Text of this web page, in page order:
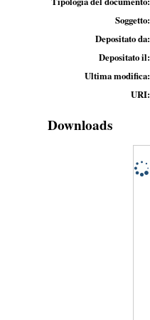
Soggetto:
Depositato da:
Depositato il:
Ultima modifica:
URI:
Downloads